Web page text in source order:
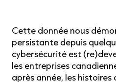
Cette donnée nous
persistante depuis
cybersécurité est
les entreprises
après année, les